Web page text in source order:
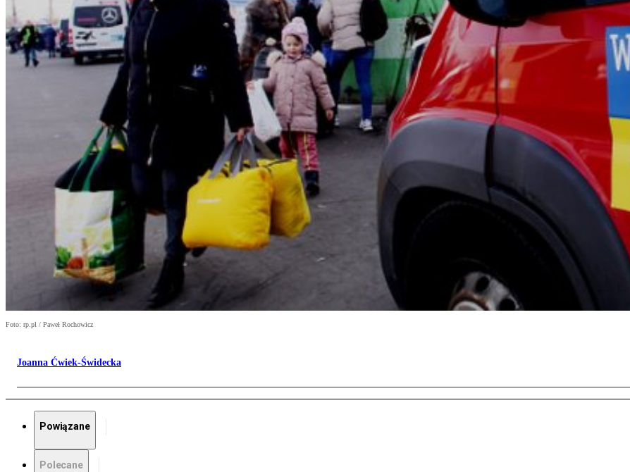
Foto: rp.pl / Paweł Rochowicz
Joanna Ćwiek-Świdecka
Powiązane
Polecane